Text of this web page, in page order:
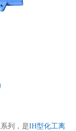
系列，是IH型化工离